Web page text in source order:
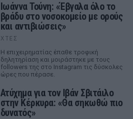
Ιωάννα Τούνη: «Έβγαλα όλο το
βράδυ στο νοσοκομείο με ορούς
και αντιβιώσεις»
ΧΤΕΣ
Η επιχειρηματίας έπαθε τροφική
δηλητηρίαση και μοιράστηκε με τους
followers της στο Instagram τις δύσκολες
ώρες που πέρασε.
Ατύχημα για τον Ιβάν Σβιτάιλο
στην Κέρκυρα: «Θα σηκωθώ πιο
δυνατός»